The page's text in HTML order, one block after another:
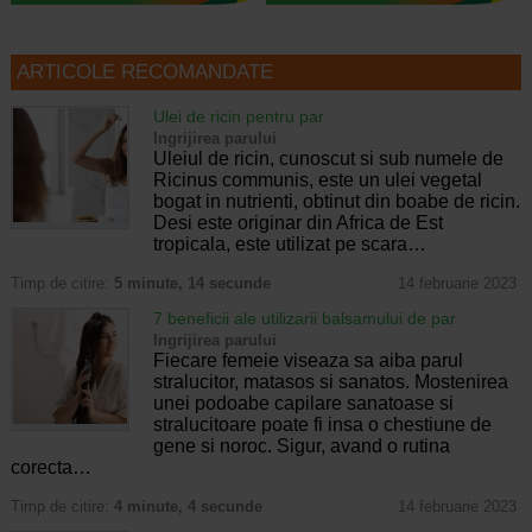
ARTICOLE RECOMANDATE
Ulei de ricin pentru par
Ingrijirea parului
Uleiul de ricin, cunoscut si sub numele de
Ricinus communis, este un ulei vegetal
bogat in nutrienti, obtinut din boabe de ricin.
Desi este originar din Africa de Est
tropicala, este utilizat pe scara…
Timp de citire: 5 minute, 14 secunde 14 februarie 2023
7 beneficii ale utilizarii balsamului de par
Ingrijirea parului
Fiecare femeie viseaza sa aiba parul
stralucitor, matasos si sanatos. Mostenirea
unei podoabe capilare sanatoase si
stralucitoare poate fi insa o chestiune de
gene si noroc. Sigur, avand o rutina
corecta…
Timp de citire: 4 minute, 4 secunde 14 februarie 2023